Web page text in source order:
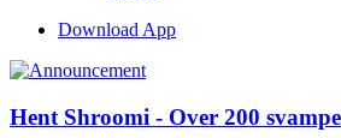
Download App
Hent Shroomi - Over 200 svampe